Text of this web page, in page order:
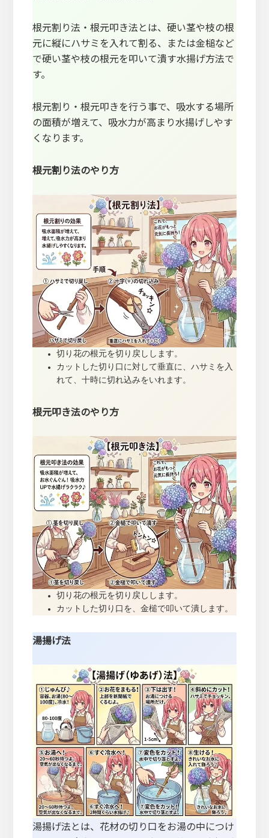
根元割り法・根元叩き法とは、硬い茎や枝の根
元に縦にハサミを入れて割る、または金槌など
で硬い茎や枝の根元を叩いて潰す水揚げ方法で
す。
根元割り・根元叩きを行う事で、吸水する場所
の面積が増えて、吸水力が高まり水揚げしやす
くなります。
根元割り法のやり方
切り花の根元を切り戻しします。
カットした切り口に対して垂直に、ハサミを入
れて、十時に切れ込みをいれます。
根元叩き法のやり方
切り花の根元を切り戻しします。
カットした切り口を、金槌で叩いて潰します。
湯揚げ法
湯揚げ法とは、花材の切り口をお湯の中につけ